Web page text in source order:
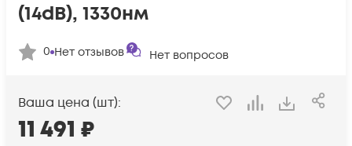
(14dB), 1330нм
0 Нет отзывов Нет вопросов
Ваша цена (шт):
11 491 ₽